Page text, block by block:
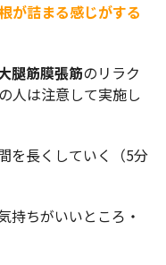
が詰まる感じがする
腿筋膜張筋のリラク
人は注意して実施し
を長くしていく（5分
持ちがいいところ・